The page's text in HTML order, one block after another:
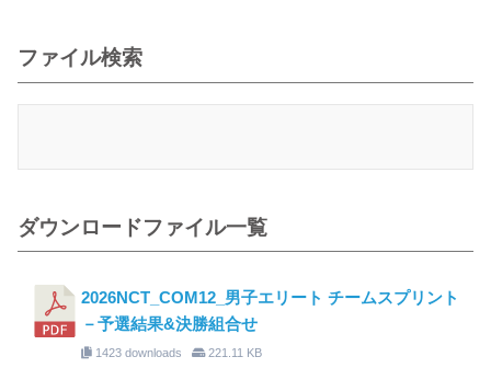
ファイル検索
ダウンロードファイル一覧
2026NCT_COM12_男子エリート チームスプリント
－予選結果&決勝組合せ
1423 downloads 221.11 KB